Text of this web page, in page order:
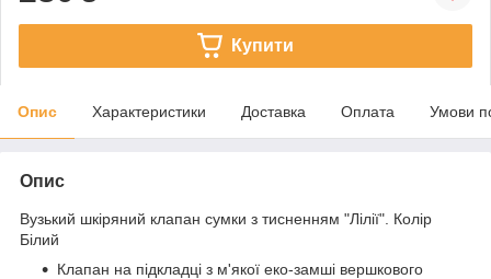
Купити
Опис Характеристики Доставка Оплата Умови
Опис
Вузький шкіряний клапан сумки з тисненням "Лілії". Колір
Білий
Клапан на підкладці з м'якої еко-замші вершкового